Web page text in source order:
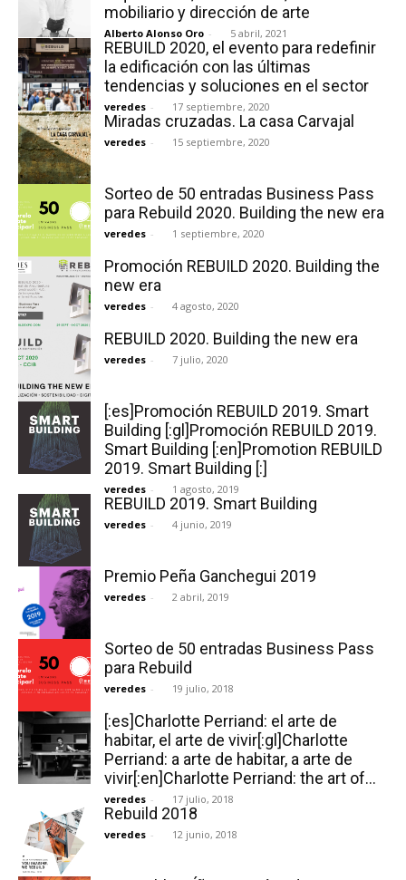
mobiliario y dirección de arte
Alberto Alonso Oro - 5 abril, 2021
REBUILD 2020, el evento para redefinir
la edificación con las últimas
tendencias y soluciones en el sector
veredes - 17 septiembre, 2020
Miradas cruzadas. La casa Carvajal
veredes - 15 septiembre, 2020
Sorteo de 50 entradas Business Pass
para Rebuild 2020. Building the new era
veredes - 1 septiembre, 2020
Promoción REBUILD 2020. Building the
new era
veredes - 4 agosto, 2020
REBUILD 2020. Building the new era
veredes - 7 julio, 2020
[:es]Promoción REBUILD 2019. Smart
Building [:gl]Promoción REBUILD 2019.
Smart Building [:en]Promotion REBUILD
2019. Smart Building [:]
veredes - 1 agosto, 2019
REBUILD 2019. Smart Building
veredes - 4 junio, 2019
Premio Peña Ganchegui 2019
veredes - 2 abril, 2019
Sorteo de 50 entradas Business Pass
para Rebuild
veredes - 19 julio, 2018
[:es]Charlotte Perriand: el arte de
habitar, el arte de vivir[:gl]Charlotte
Perriand: a arte de habitar, a arte de
vivir[:en]Charlotte Perriand: the art of...
veredes - 17 julio, 2018
Rebuild 2018
veredes - 12 junio, 2018